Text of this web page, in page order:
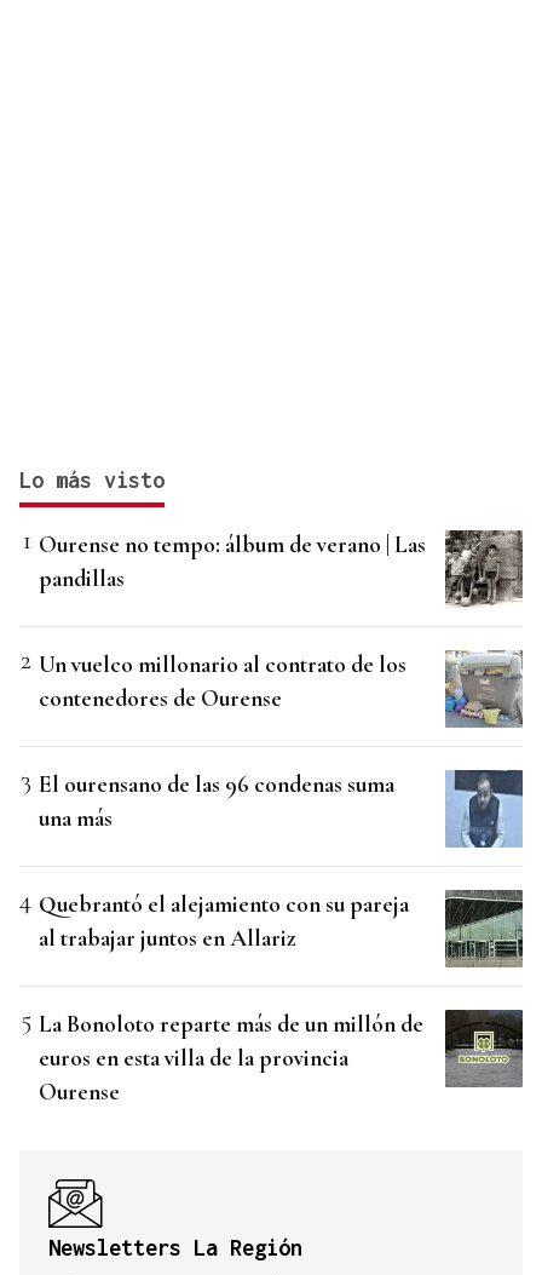
Lo más visto
Ourense no tempo: álbum de verano | Las
pandillas
Un vuelco millonario al contrato de los
contenedores de Ourense
El ourensano de las 96 condenas suma
una más
Quebrantó el alejamiento con su pareja
al trabajar juntos en Allariz
La Bonoloto reparte más de un millón de
euros en esta villa de la provincia
Ourense
Newsletters La Región